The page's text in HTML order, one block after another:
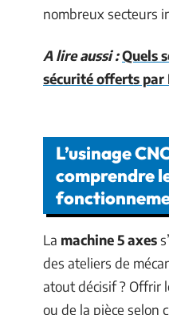
nombreux secteurs
A lire aussi :Quels
sécurité offerts par
L’usinage
comprendre
La machine 5 axes
des ateliers de
atout décisif ? Offrir
ou de la pièce selon